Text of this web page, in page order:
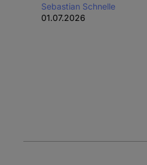
Sebastian Schnelle
01.07.2026